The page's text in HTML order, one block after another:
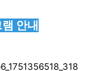
안내